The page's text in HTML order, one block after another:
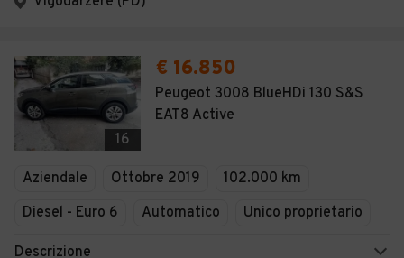
16
€ 16.850
Peugeot 3008 BlueHDi 130 S&S
EAT8 Active
Aziendale Ottobre 2019
102.000 km
Diesel - Euro 6
Automatico Unico proprietario
Descrizione